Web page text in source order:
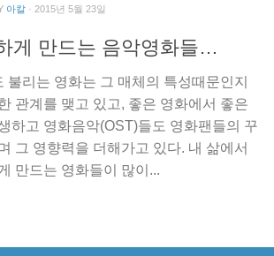
아칼 · 2015년 5월 23일
게 만드는 음악영화들…
불리는 영화는 그 매체의 특성때문인지
관계를 맺고 있고, 좋은 영화에서 좋은
하고 영화음악(OST)들도 영화팬들의 꾸
그 영향력을 더해가고 있다. 내 삶에서
만드는 영화들이 많이...